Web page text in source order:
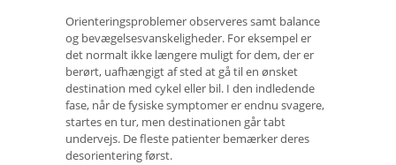
Orienteringsproblemer observeres samt balance
og bevægelsesvanskeligheder. For eksempel er
det normalt ikke længere muligt for dem, der er
berørt, uafhængigt af sted at gå til en ønsket
destination med cykel eller bil. I den indledende
fase, når de fysiske symptomer er endnu svagere,
startes en tur, men destinationen går tabt
undervejs. De fleste patienter bemærker deres
desorientering først.